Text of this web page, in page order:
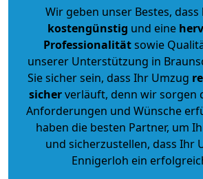
Wir geben unser Bestes,
kostengünstig und eine
Professionalitätsowie
unserer Unterstützung in
Sie sicher sein, dass Ihr Umzug
sicherverläuft, denn wir sorgen
Anforderungen und Wünsche
haben die besten Partner, um
und sicherzustellen, dass Ihr
Ennigerloh ein